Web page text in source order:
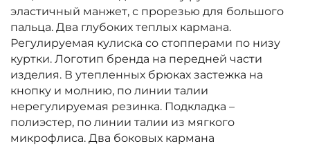
эластичный манжет, с прорезью для большого
пальца. Два глубоких теплых кармана.
Регулируемая кулиска со стопперами по низу
куртки. Логотип бренда на передней части
изделия. В утепленных брюках застежка на
кнопку и молнию, по линии талии
нерегулируемая резинка. Подкладка –
полиэстер, по линии талии из мягкого
микрофлиса. Два боковых кармана